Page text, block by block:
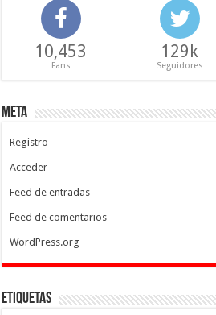
10,453
Fans
129k
Seguidores
Meta
Registro
Acceder
Feed de entradas
Feed de comentarios
WordPress.org
Etiquetas